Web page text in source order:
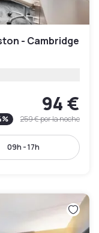
- Cambridge
94 €
% 259 €por la noche
09h - 17h